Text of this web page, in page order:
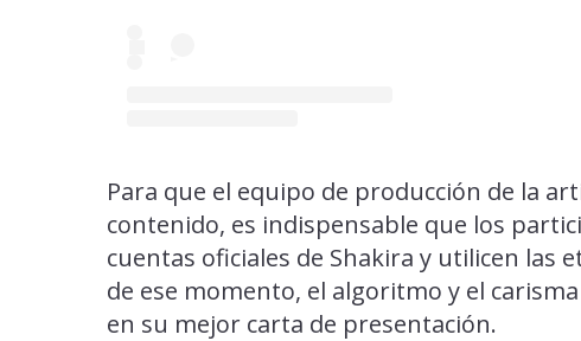
Para que el equipo de producción de la
contenido, es indispensable que los
cuentas oficiales de Shakira y utilicen las
de ese momento, el algoritmo y el
en su mejor carta de presentación.